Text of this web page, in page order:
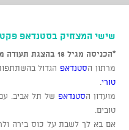
שישי המצחיק בסטנדאפ פקטורי -
*הכניסה מגיל 18 בהצגת תעודה מזהה בכניסה
מרתון הסטנדאפ הגדול
טורי.
מועדון הסטנדאפ של תל אביב.
טובים.
אם בא לך לשבת על כוס בירה